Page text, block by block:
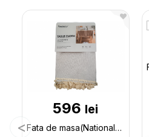
596 lei
Fata de masa(National)140*180cm(2025) 24102025